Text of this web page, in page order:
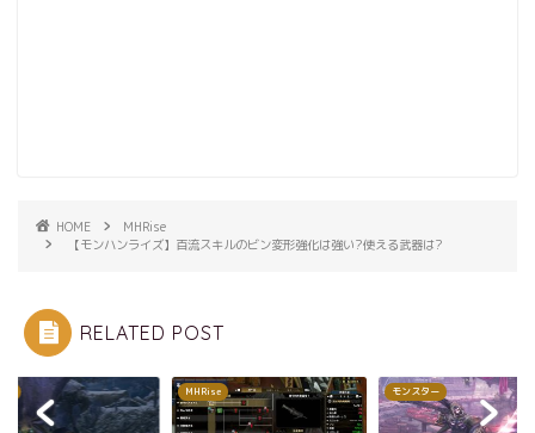
HOME
MHRise
【モンハンライズ】百流スキルのビン変形強化は強い?使える武器は?
RELATED POST
モンスター MHRise